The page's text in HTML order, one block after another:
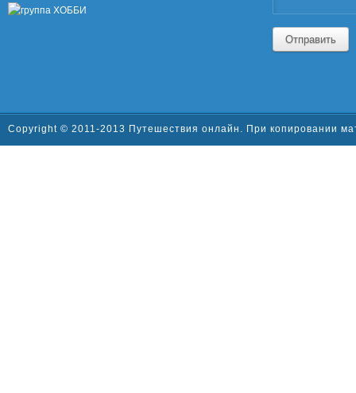
Отправить
Copyright © 2011-2013 Путешествия онлайн. При копировании